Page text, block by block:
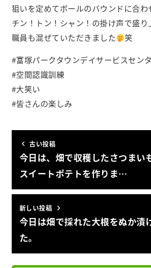
狙いを定めてボールのバウンドに合わ
チン！トン！シャン！の掛け声で盛
職員も混ぜていただきました
笑
#富塚パークタウンデイサービスセン
#空間認識訓練
#大笑い
#皆さんの楽しみ
古い投稿
今日は、畑で収穫したさつまい
スイートポテトを作りま…
新しい投稿
今日は畑で採れた大根をぬか漬
た。